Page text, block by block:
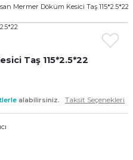
Sunta Vidası
Elektrikli Matkaplar
Mıknatıslar
Mermer Döküm Kesici Taş 115*2.5*22
Taş 115*2.5*22
alabilirsiniz. Taksit Seçenekleri